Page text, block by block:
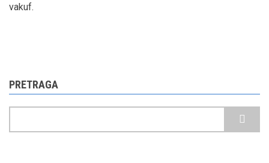
vakuf.
PRETRAGA